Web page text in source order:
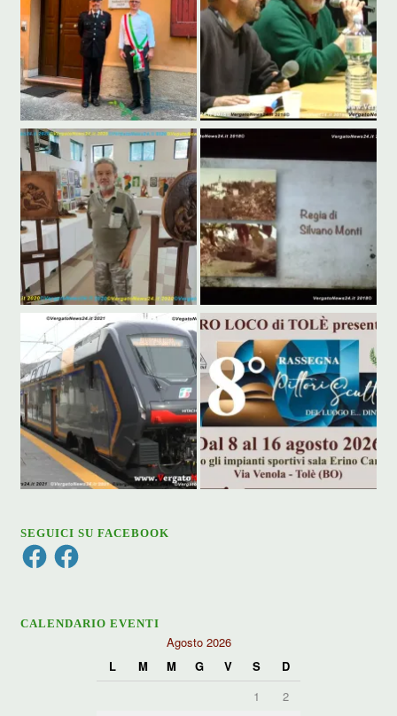
SEGUICI SU FACEBOOK
FacebookFacebook
CALENDARIO EVENTI
Agosto 2026
L
M M G V S
D
1
2